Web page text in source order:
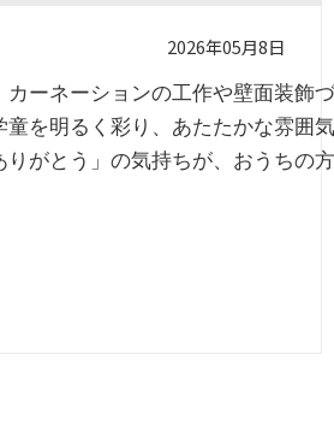
2026年05月8日
カーネーションの工作や壁面装飾
童を明るく彩り、あたたかな雰囲
りがとう」の気持ちが、おうちの